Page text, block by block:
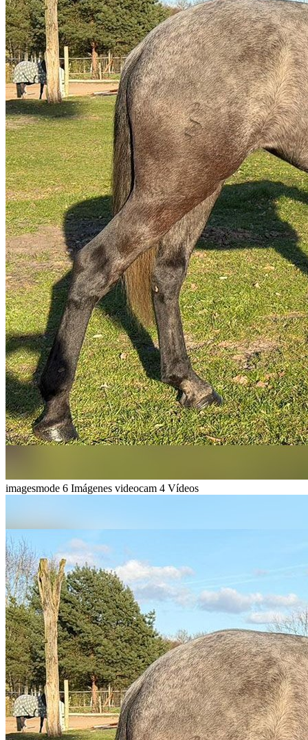
imagesmode 6 Imágenes videocam 4 Vídeos